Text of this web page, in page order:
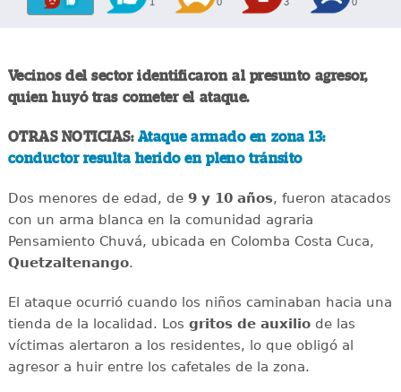
Vecinos del sector identificaron al presunto agresor,
quien huyó tras cometer el ataque.
OTRAS NOTICIAS:Ataque armado en zona 13:
conductor resulta herido en pleno tránsito
Dos menores de edad, de 9 y 10 años, fueron atacados
con un arma blanca en la comunidad agraria
Pensamiento Chuvá, ubicada en Colomba Costa Cuca,
Quetzaltenango.
El ataque ocurrió cuando los niños caminaban hacia una
tienda de la localidad. Los gritos de auxiliode las
víctimas alertaron a los residentes, lo que obligó al
agresor a huir entre los cafetales de la zona.